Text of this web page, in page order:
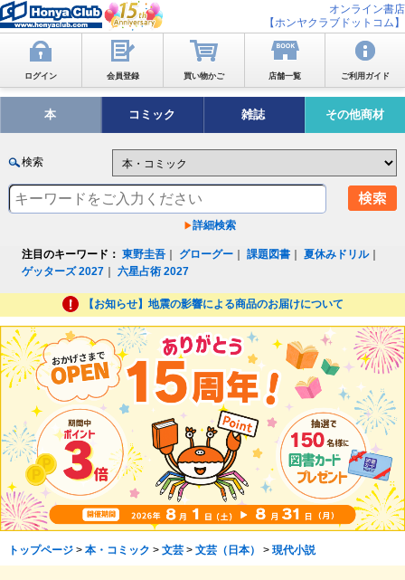
オンライン書店
【ホンヤクラブドットコム】
ログイン 会員登録 買い物かご 店舗一覧 ご利用ガイド
本 コミック 雑誌 その他商材
検索
詳細検索
注目のキーワード： 東野圭吾 グローグー ｜課題図書 ｜夏休みドリル｜
ゲッターズ 2027 ｜六星占術 2027
【お知らせ】地震の影響による商品のお届けについて
トップページ> 本・コミック > 文芸> 文芸（日本） > 現代小説